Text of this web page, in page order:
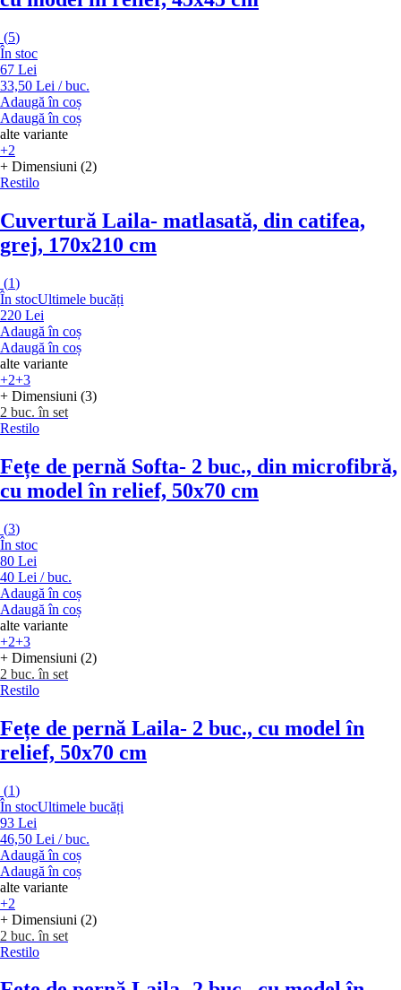
(5)
În stoc
67 Lei
33,50 Lei / buc.
Adaugă în coș
Adaugă în coș
alte variante
+2
+ Dimensiuni (2)
Restilo
Cuvertură Laila- matlasată, din catifea,
grej, 170x210 cm
(1)
În stocUltimele bucăți
220 Lei
Adaugă în coș
Adaugă în coș
alte variante
+2+3
+ Dimensiuni (3)
2 buc. în set
Restilo
Fețe de pernă Softa- 2 buc., din microfibră,
cu model în relief, 50x70 cm
(3)
În stoc
80 Lei
40 Lei / buc.
Adaugă în coș
Adaugă în coș
alte variante
+2+3
+ Dimensiuni (2)
2 buc. în set
Restilo
Fețe de pernă Laila- 2 buc., cu model în
relief, 50x70 cm
(1)
În stocUltimele bucăți
93 Lei
46,50 Lei / buc.
Adaugă în coș
Adaugă în coș
alte variante
+2
+ Dimensiuni (2)
2 buc. în set
Restilo